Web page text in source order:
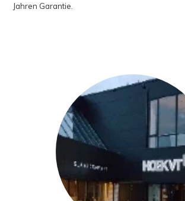
Jahren Garantie.